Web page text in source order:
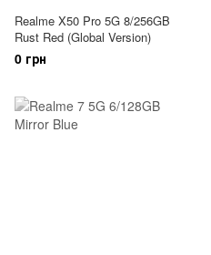
Realme X50 Pro 5G 8/256GB
Rust Red (Global Version)
0 грн